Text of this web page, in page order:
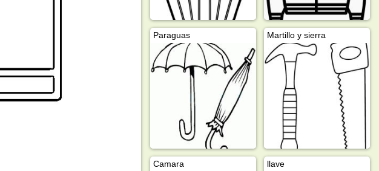
Paraguas Martillo y sierra
Camara llave